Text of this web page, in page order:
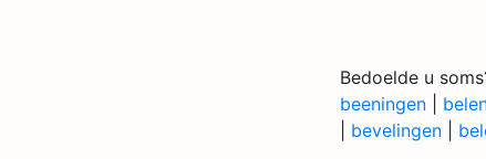
Bedoelde u
beeningen
bevelingen